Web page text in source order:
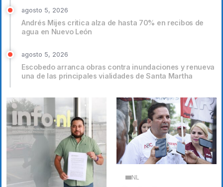
agosto 5, 2026
Andrés Mijes critica alza de hasta 70% en recibos de
agua en Nuevo León
agosto 5, 2026
Escobedo arranca obras contra inundaciones y renueva
una de las principales vialidades de Santa Martha
NL